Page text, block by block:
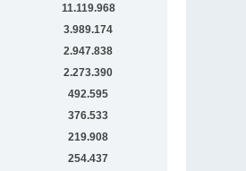
11.119.968
3.989.174
2.947.838
2.273.390
492.595
376.533
219.908
254.437